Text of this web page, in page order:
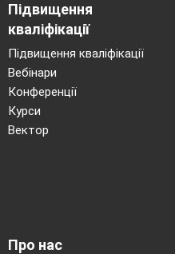
Підвищення
кваліфікації
Підвищення кваліфікації
Вебінари
Конференції
Курси
Вектор
Про нас